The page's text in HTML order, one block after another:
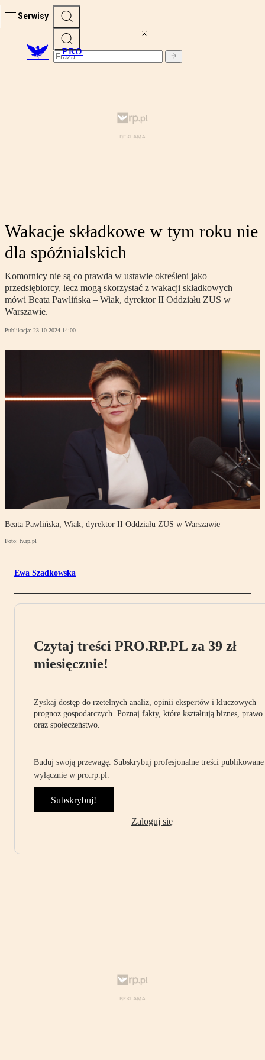
Serwisy
PRO
Wakacje składkowe w tym roku nie
dla spóźnialskich
Komornicy nie są co prawda w ustawie określeni jako
przedsiębiorcy, lecz mogą skorzystać z wakacji składkowych –
mówi Beata Pawlińska – Wiak, dyrektor II Oddziału ZUS w
Warszawie.
Publikacja: 23.10.2024 14:00
Beata Pawlińska, Wiak, dyrektor II Oddziału ZUS w Warszawie
Foto: tv.rp.pl
Ewa Szadkowska
Czytaj treści PRO.RP.PL za 39 zł
miesięcznie!
Zyskaj dostęp do rzetelnych analiz, opinii ekspertów i kluczowych
prognoz gospodarczych. Poznaj fakty, które kształtują biznes, prawo
oraz społeczeństwo.
Buduj swoją przewagę. Subskrybuj profesjonalne treści publikowane
wyłącznie w pro.rp.pl.
Subskrybuj!
Zaloguj się